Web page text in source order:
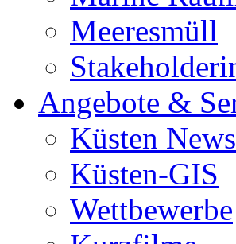
Meeresmüll
Angebote &
Küsten
Küsten-GIS
Wettbewerbe